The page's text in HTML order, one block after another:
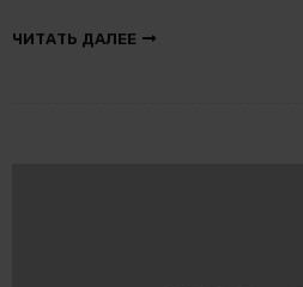
ЧИТАТЬ ДАЛЕЕ